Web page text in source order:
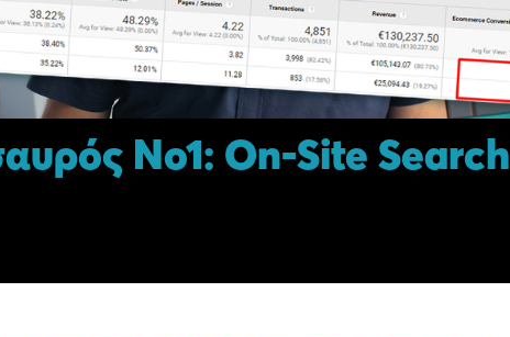
Νο1: On-Site Search